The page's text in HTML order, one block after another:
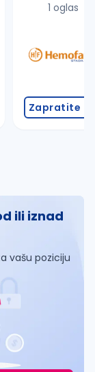
1 oglas
Zapratite
ili iznad
vašu poziciju